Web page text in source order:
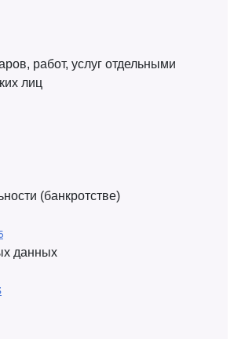
работ, услуг отдельными
лиц
(банкротстве)
данных